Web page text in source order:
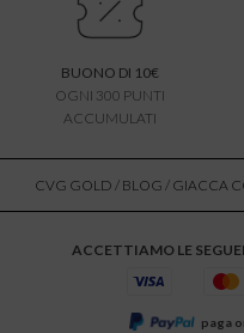
BUONO DI 10€
OGNI 300 PUNTI
ACCUMULATI
CVG GOLD / BLOG / GIACCA
ACCETTIAMO LE
paga